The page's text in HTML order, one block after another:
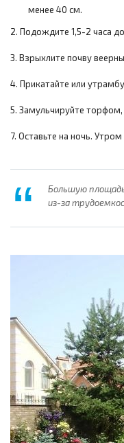
менее 40 см.
2. Подождите 1,5-2 часа
3. Взрыхлите почву
4. Прикатайте или
5. Замульчируйте
7. Оставьте на ночь.
Большую
из-за